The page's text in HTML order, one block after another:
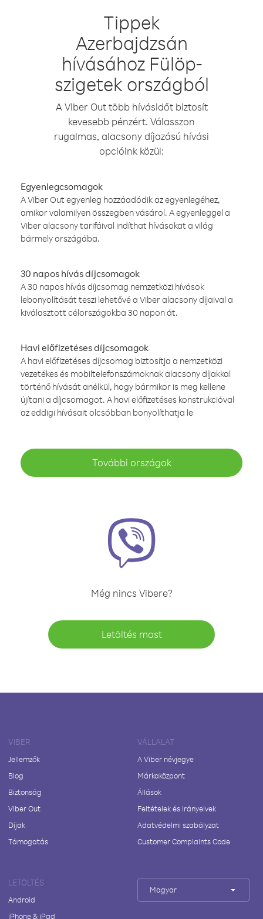
Tippek
Azerbajdzsán
hívásához Fülöp-
szigetek országból
A Viber Out több hívásidőt biztosít
kevesebb pénzért. Válasszon
rugalmas, alacsony díjazású hívási
opcióink közül:
Egyenlegcsomagok
A Viber Out egyenleg hozzáadódik az egyenlegéhez,
amikor valamilyen összegben vásárol. A egyenleggel a
Viber alacsony tarifáival indíthat hívásokat a világ
bármely országába.
30 napos hívás díjcsomagok
A 30 napos hívás díjcsomag nemzetközi hívások
lebonyolítását teszi lehetővé a Viber alacsony díjaival a
kiválasztott célországokba 30 napon át.
Havi előfizetéses díjcsomagok
A havi előfizetéses díjcsomag biztosítja a nemzetközi
vezetékes és mobiltelefonszámoknak alacsony díjakkal
történő hívását anélkül, hogy bármikor is meg kellene
újítani a díjcsomagot. A havi előfizetéses konstrukcióval
az eddigi hívásait olcsóbban bonyolíthatja le
További országok
Még nincs Vibere?
Letöltés most
VIBER
Jellemzők
Blog
Biztonság
Viber Out
Díjak
Támogatás
VÁLLALAT
A Viber névjegye
Márkaközpont
Állások
Feltételek és irányelvek
Adatvédelmi szabályzat
Customer Complaints Code
LETÖLTÉS
Android
iPhone & iPad
Magyar